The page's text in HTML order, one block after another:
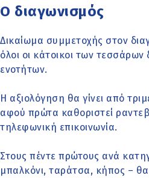
Ο διαγωνισμός
Δικαίωμα συμμετοχής στον
όλοι οι κάτοικοι των τεσσάρων
ενοτήτων.
Η αξιολόγηση θα γίνει από
αφού πρώτα καθοριστεί
τηλεφωνική επικοινωνία.
Στους πέντε πρώτους ανά
μπαλκόνι, ταράτσα, κήπος –